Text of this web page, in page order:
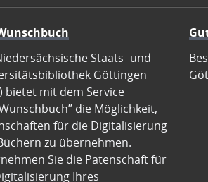
Staats- und
Göttingen
bietet mit dem Service
die Möglichkeit,
für die Digitalisierung
zu übernehmen.
Sie die Patenschaft für
Ihres